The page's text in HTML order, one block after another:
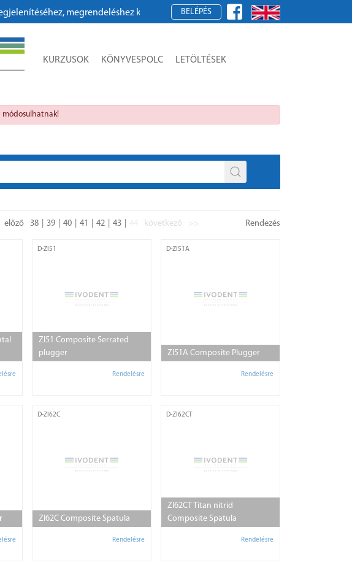
megrendeléshez kérjük, regisztráljon! BELÉPÉS
KURZUSOK KÖNYVESPOLC LETÖLTÉSEK
előző 38 39 40 41 42 43 következő >> Rendezés
D-ZI51
ZI51 Composite Serrated
plugger
Rendelésre
D-ZI51A
ZI51A Composite Plugger
Rendelésre
D-ZI62C
ZI62C Composite Spatula
Rendelésre
D-ZI62CT
ZI62CT Titan nitrid
Composite Spatula
Rendelésre